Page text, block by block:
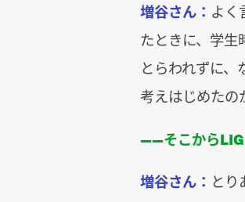
増谷さん： よく
たときに、学
とらわれずに
考えはじめたの
――そこからLIG
増谷さん： とり